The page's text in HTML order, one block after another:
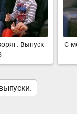
Выпуск
С